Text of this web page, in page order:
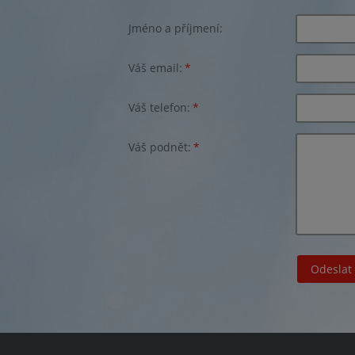
Jméno a příjmení:
Váš email: *
Váš telefon: *
Váš podnět: *